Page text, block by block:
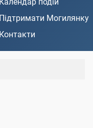
Календар подій
Підтримати Могилянку
Контакти